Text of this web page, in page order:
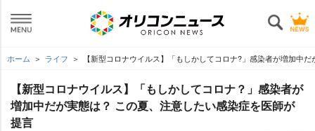
ホーム ライフ 【新型コロナウイルス】「もしかしてコロナ?」感染者が増加中
【新型コロナウイルス】「もしかしてコロナ？」感染者が
増加中だが実態は？ この夏、注意したい感染症を医師が
提言